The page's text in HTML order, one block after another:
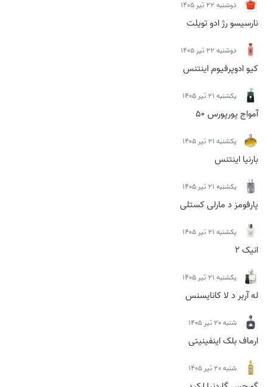
دوشنبه 22 تیر 1405
نارسیسو رژ ادو تویلت
دوشنبه 22 تیر 1405
کیو ادوپرفیوم اینتنس
يكشنبه 21 تیر 1405
آمواج پورپورس 50
يكشنبه 21 تیر 1405
بارنیا اینتنس
يكشنبه 21 تیر 1405
پارفومز د مارلی کستلی
يكشنبه 21 تیر 1405
انیک 2
يكشنبه 21 تیر 1405
له آربر د لا کانایسنس
شنبه 20 تیر 1405
ارماف بلک اینفینیتی
شنبه 20 تیر 1405